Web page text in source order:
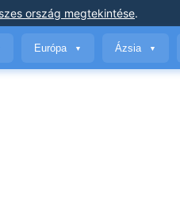
ország megtekintése.
Európa ▼ Ázsia ▼